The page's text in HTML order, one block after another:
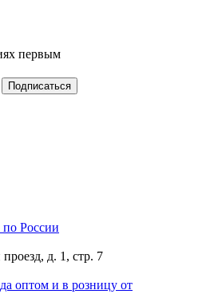
первым
по России
д. 1, стр. 7
оптом и в розницу от